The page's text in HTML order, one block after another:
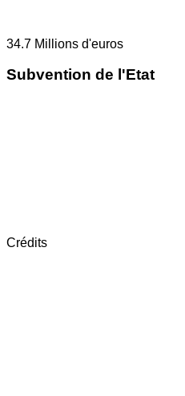
34.7 Millions d'euros
Subvention de l'Etat
Crédits